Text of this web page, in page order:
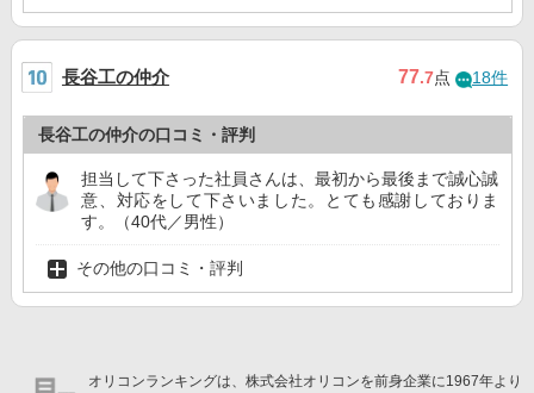
長谷工の仲介 77.7点 18件
長谷工の仲介の口コミ・評判
担当して下さった社員さんは、最初から最後まで誠心誠
意、対応をして下さいました。とても感謝しておりま
す。（40代／男性）
その他の口コミ・評判
オリコンランキングは、株式会社オリコンを前身企業に1967年より